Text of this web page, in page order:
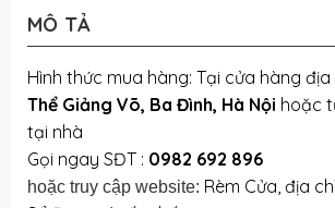
MÔ TẢ
Hình thức mua hàng: Tại cửa hàng địa
Thể Giảng Võ, Ba Đình, Hà Nội hoặc
tại nhà
Gọi ngay SĐT : 0982 692 896
hoặc truy cập website: Rèm Cửa, địa